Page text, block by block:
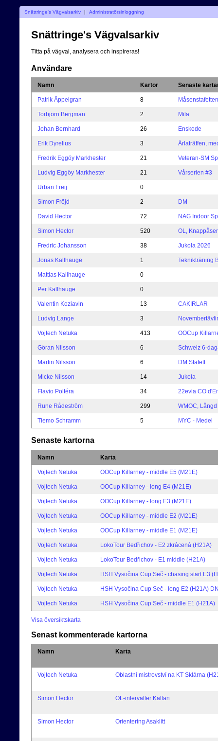
Snättringe's Vägvalsarkiv | Administratörsinloggning
Snättringe's Vägvalsarkiv
Titta på vägval, analysera och inspireras!
Användare
Namn Kartor Senaste
Patrik Äppelgran 8 Måsenstafetten
Torbjörn Bergman 2 Mila
Johan Bernhard 26 Enskede
Erik Dyrelius 3 Ärlaträffen,
Fredrik Eggöy Markhester 21 Veteran-SM
Ludvig Eggöy Markhester 21 Vårserien #3
Urban Freij 0
Simon Fröjd 2 DM
David Hector 72 NAG Indoor
Simon Hector 520 OL,
Fredric Johansson 38 Jukola 2026
Jonas Kallhauge 1 Teknikträning
Mattias Kallhauge 0
Per Kallhauge 0
Valentin Koziavin 13 CAKIRLAR
Ludvig Lange 3
Vojtech Netuka 413 OOCup
Göran Nilsson 6 Schweiz 6-
Martin Nilsson 6 DM Stafett
Micke Nilsson 14 Jukola
Flavio Poltéra 34 22evla CO
Rune Rådeström 299 WMOC,
Tiemo Schramm 5 MYC - Medel
Senaste kartorna
Namn Karta
Vojtech Netuka OOCup Killarney - middle E5 (M21E)
Vojtech Netuka OOCup Killarney - long E4 (M21E)
Vojtech Netuka OOCup Killarney - long E3 (M21E)
Vojtech Netuka OOCup Killarney - middle E2 (M21E)
Vojtech Netuka OOCup Killarney - middle E1 (M21E)
Vojtech Netuka LokoTour Bedřichov - E2 zkrácená (H21A)
Vojtech Netuka LokoTour Bedřichov - E1 middle (H21A)
Vojtech Netuka HSH Vysočina Cup Seč - chasing start E3
Vojtech Netuka HSH Vysočina Cup Seč - long E2 (H21A)
Vojtech Netuka HSH Vysočina Cup Seč - middle E1 (H21A)
Visa översiktskarta
Senast kommenterade kartorna
Namn Karta
Vojtech Netuka Oblastní mistrovství na KT Sklárna
Simon Hector OL-intervaller Källan
Simon Hector Orientering Asaklitt